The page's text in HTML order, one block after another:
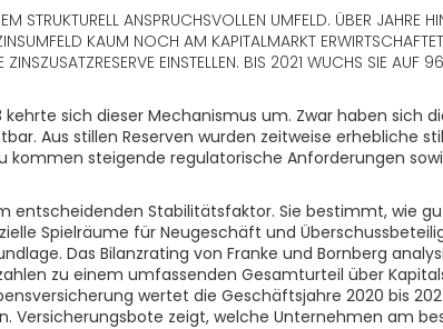
STRUKTURELL ANSPRUCHSVOLLEN UMFELD. ÜBER JAHRE
KAUM NOCH AM KAPITALMARKT
EINSTELLEN. BIS 2021 WUCHS SIE AUF
sich dieser Mechanismus um. Zwar haben sich
Aus stillen Reserven wurden zeitweise erhebliche
kommen steigende regulatorische Anforderungen
entscheidenden Stabilitätsfaktor. Sie bestimmt, wie
Spielräume für Neugeschäft und
Das Bilanzrating von Franke und Bornberg
zu einem umfassenden Gesamturteil über
wertet die Geschäftsjahre 2020 bis
Versicherungsbote zeigt, welche Unternehmen am